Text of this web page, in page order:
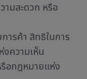
ามสะดวก หรือ
ารค้า สิทธิในการ
ความเห็น
อกฎหมายแห่ง